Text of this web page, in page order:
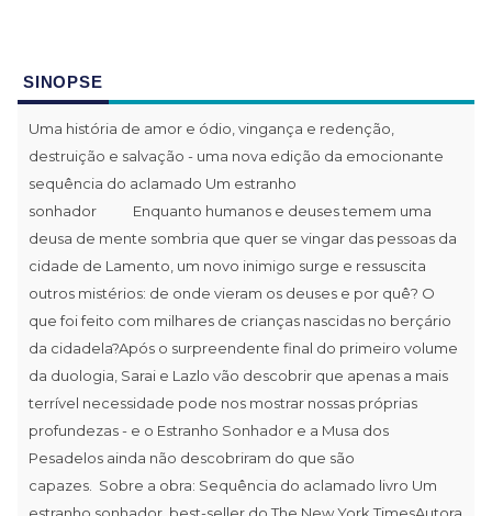
SINOPSE
Uma história de amor e ódio, vingança e redenção,
destruição e salvação - uma nova edição da emocionante
sequência do aclamado Um estranho
sonhador Enquanto humanos e deuses temem uma
deusa de mente sombria que quer se vingar das pessoas da
cidade de Lamento, um novo inimigo surge e ressuscita
outros mistérios: de onde vieram os deuses e por quê? O
que foi feito com milhares de crianças nascidas no berçário
da cidadela?Após o surpreendente final do primeiro volume
da duologia, Sarai e Lazlo vão descobrir que apenas a mais
terrível necessidade pode nos mostrar nossas próprias
profundezas - e o Estranho Sonhador e a Musa dos
Pesadelos ainda não descobriram do que são
capazes. Sobre a obra: Sequência do aclamado livro Um
estranho sonhador, best-seller do The New York TimesAutora